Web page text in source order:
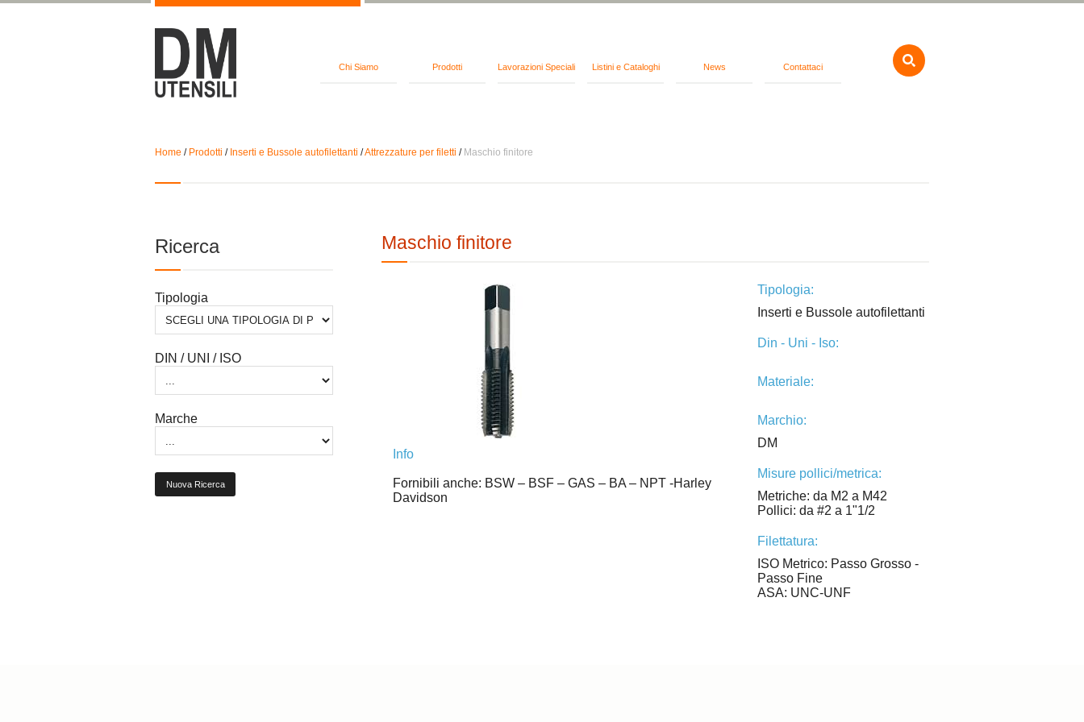
Chi Siamo Prodotti Lavorazioni Speciali Listini e Cataloghi News Contattaci
Home / Prodotti / Inserti e Bussole autofilettanti /Attrezzature per filetti / Maschio finitore
Maschio finitore
Info
Fornibili anche: BSW – BSF – GAS – BA – NPT -Harley
Davidson
Tipologia:
Inserti e Bussole autofilettanti
Din - Uni - Iso:
Materiale:
Marchio:
DM
Misure pollici/metrica:
Metriche: da M2 a M42
Pollici: da #2 a 1"1/2
Filettatura:
ISO Metrico: Passo Grosso -
Passo Fine
ASA: UNC-UNF
Ricerca
Tipologia
DIN / UNI / ISO
Marche
Nuova Ricerca